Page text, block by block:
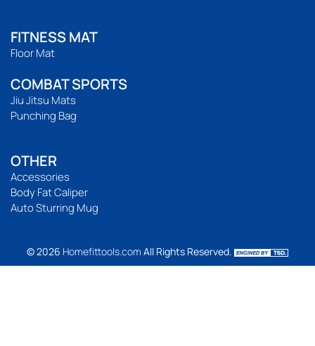
FITNESS MAT
Floor Mat
COMBAT SPORTS
Jiu Jitsu Mats
Punching Bag
OTHER
Accessories
Body Fat Caliper
Auto Sturring Mug
© 2026 Homefittools.com All Rights Reserved.